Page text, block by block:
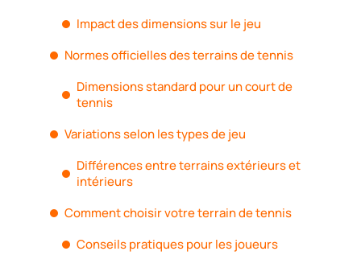
Impact des dimensions sur le jeu
Normes officielles des terrains de tennis
Dimensions standard pour un court de
tennis
Variations selon les types de jeu
Différences entre terrains extérieurs et
intérieurs
Comment choisir votre terrain de tennis
Conseils pratiques pour les joueurs